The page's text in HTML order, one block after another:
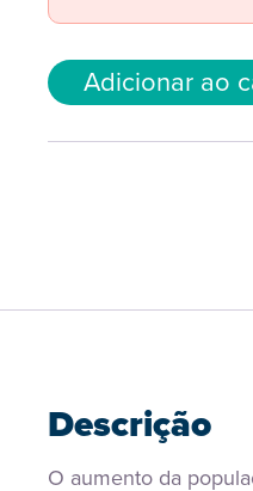
Adicionar ao
Descrição
O aumento da